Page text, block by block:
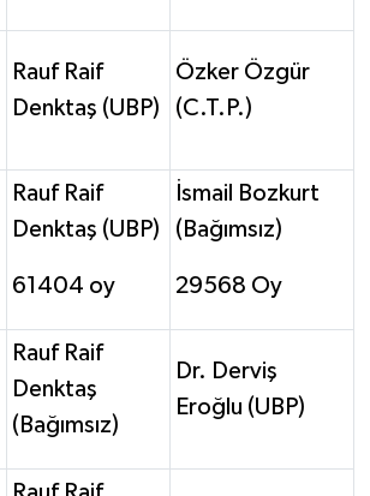
Rauf Raif
Denktaş (UBP)
Özker Özgür
(C.T.P.)
Rauf Raif
Denktaş (UBP)
61404 oy
İsmail Bozkurt
(Bağımsız)
29568 Oy
Rauf Raif
Denktaş
(Bağımsız)
Dr. Derviş
Eroğlu (UBP)